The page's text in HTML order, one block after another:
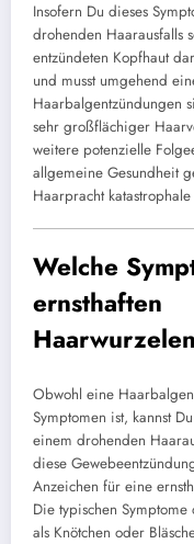
Insofern Du dieses
drohenden Haarausfalls
entzündeten Kopfhaut
und musst umgehend
Haarbalgentzündungen
sehr großflächiger
weitere potenzielle
allgemeine Gesundheit
Haarpracht
Welche
ernsthaften
Obwohl eine
Symptomen ist, kannst
einem drohenden
diese
Anzeichen für eine
Die typischen
als Knötchen oder